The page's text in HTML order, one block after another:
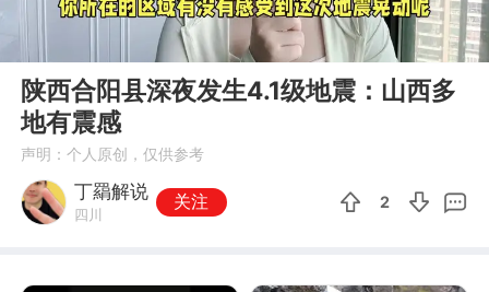
00:00 01:05
陕西合阳县深夜发生4.1级地震：山西多
地有震感
声明：个人原创，仅供参考
丁羂解说
四川
关注 2